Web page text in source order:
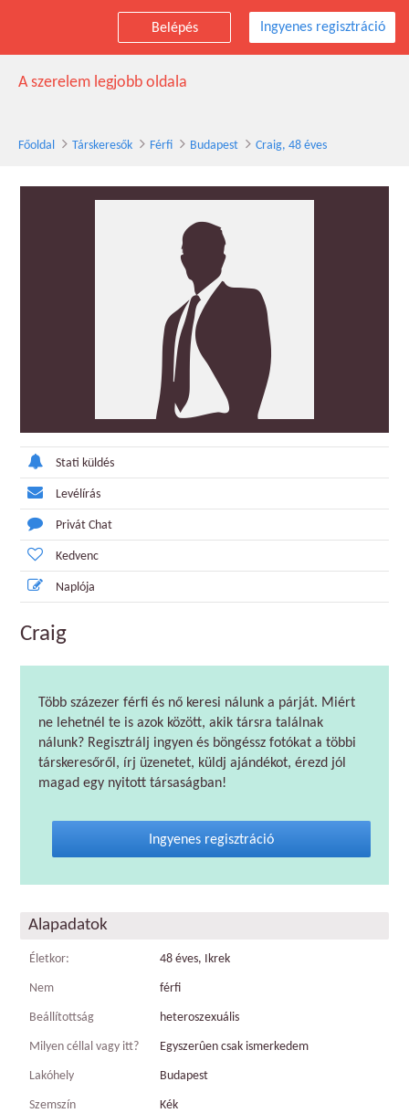
Belépés Ingyenes regisztráció
Craig társkereső férfi, 48 éves, Budapest
A szerelem legjobb oldala
Főoldal Társkeresők Férfi Budapest Craig, 48 éves
Stati küldés
Levélírás
Privát Chat
Kedvenc
Naplója
Craig
Több százezer férfi és nő keresi nálunk a párját. Miért
ne lehetnél te is azok között, akik társra találnak
nálunk? Regisztrálj ingyen és böngéssz fotókat a többi
társkeresőről, írj üzenetet, küldj ajándékot, érezd jól
magad egy nyitott társaságban!
Ingyenes regisztráció
Alapadatok
Életkor: 48 éves, Ikrek
Nem férfi
Beállítottság heteroszexuális
Milyen céllal vagy itt? Egyszerûen csak ismerkedem
Lakóhely Budapest
Szemszín Kék